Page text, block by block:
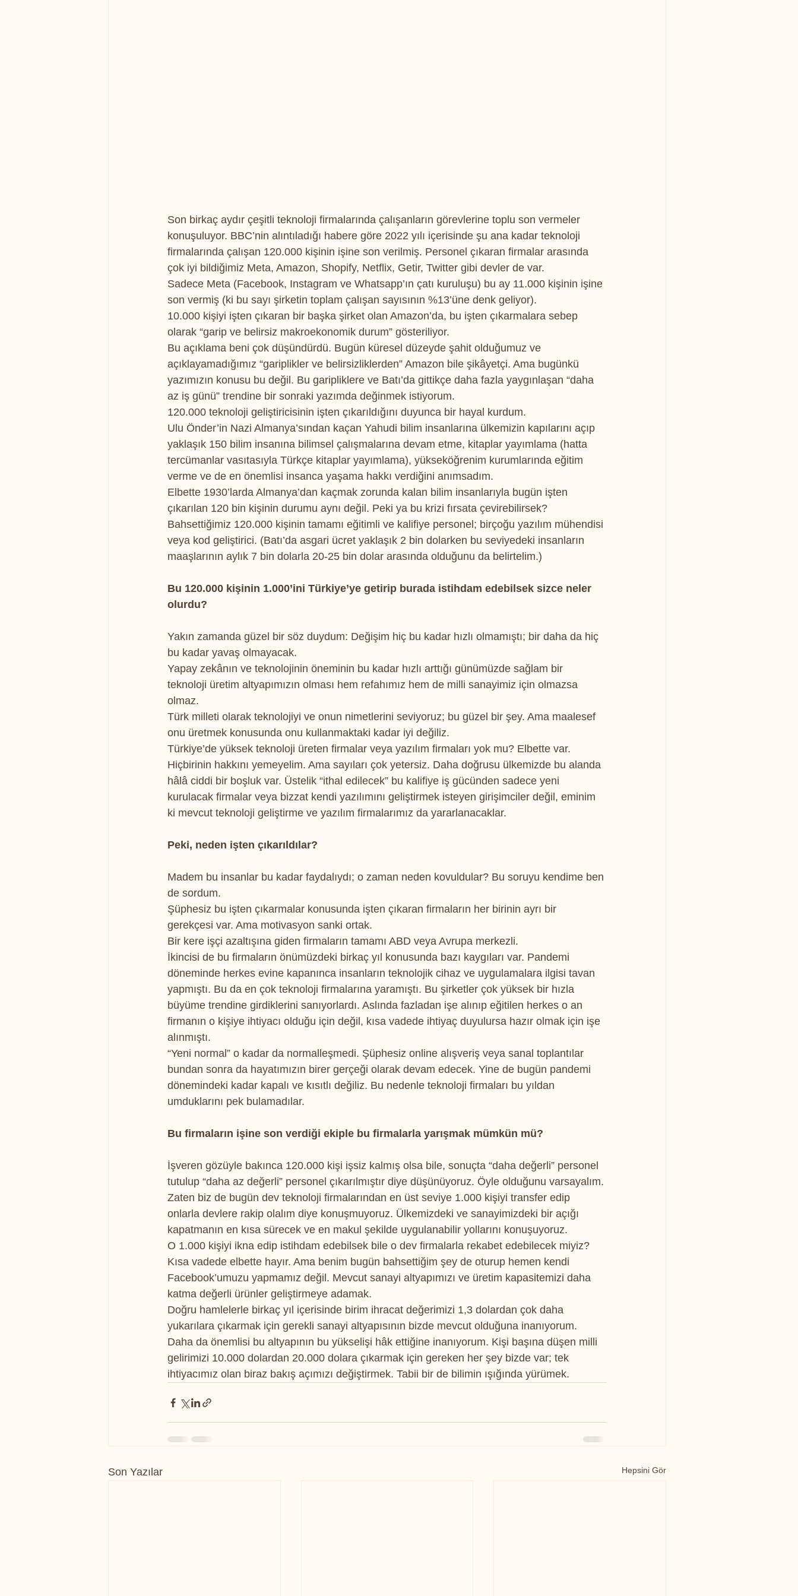
Son birkaç aydır çeşitli teknoloji firmalarında çalışanların görevlerine toplu son vermeler
konuşuluyor. BBC’nin alıntıladığı habere göre 2022 yılı içerisinde şu ana kadar teknoloji
firmalarında çalışan 120.000 kişinin işine son verilmiş. Personel çıkaran firmalar arasında
çok iyi bildiğimiz Meta, Amazon, Shopify, Netflix, Getir, Twitter gibi devler de var.
Sadece Meta (Facebook, Instagram ve Whatsapp’ın çatı kuruluşu) bu ay 11.000 kişinin işine
son vermiş (ki bu sayı şirketin toplam çalışan sayısının %13’üne denk geliyor).
10.000 kişiyi işten çıkaran bir başka şirket olan Amazon’da, bu işten çıkarmalara sebep
olarak “garip ve belirsiz makroekonomik durum” gösteriliyor.
Bu açıklama beni çok düşündürdü. Bugün küresel düzeyde şahit olduğumuz ve
açıklayamadığımız “gariplikler ve belirsizliklerden” Amazon bile şikâyetçi. Ama bugünkü
yazımızın konusu bu değil. Bu garipliklere ve Batı’da gittikçe daha fazla yaygınlaşan “daha
az iş günü” trendine bir sonraki yazımda değinmek istiyorum.
120.000 teknoloji geliştiricisinin işten çıkarıldığını duyunca bir hayal kurdum.
Ulu Önder’in Nazi Almanya’sından kaçan Yahudi bilim insanlarına ülkemizin kapılarını açıp
yaklaşık 150 bilim insanına bilimsel çalışmalarına devam etme, kitaplar yayımlama (hatta
tercümanlar vasıtasıyla Türkçe kitaplar yayımlama), yükseköğrenim kurumlarında eğitim
verme ve de en önemlisi insanca yaşama hakkı verdiğini anımsadım.
Elbette 1930’larda Almanya’dan kaçmak zorunda kalan bilim insanlarıyla bugün işten
çıkarılan 120 bin kişinin durumu aynı değil. Peki ya bu krizi fırsata çevirebilirsek?
Bahsettiğimiz 120.000 kişinin tamamı eğitimli ve kalifiye personel; birçoğu yazılım mühendisi
veya kod geliştirici. (Batı’da asgari ücret yaklaşık 2 bin dolarken bu seviyedeki insanların
maaşlarının aylık 7 bin dolarla 20-25 bin dolar arasında olduğunu da belirtelim.)
Bu 120.000 kişinin 1.000’ini Türkiye’ye getirip burada istihdam edebilsek sizce neler
olurdu?
Yakın zamanda güzel bir söz duydum: Değişim hiç bu kadar hızlı olmamıştı; bir daha da hiç
bu kadar yavaş olmayacak.
Yapay zekânın ve teknolojinin öneminin bu kadar hızlı arttığı günümüzde sağlam bir
teknoloji üretim altyapımızın olması hem refahımız hem de milli sanayimiz için olmazsa
olmaz.
Türk milleti olarak teknolojiyi ve onun nimetlerini seviyoruz; bu güzel bir şey. Ama maalesef
onu üretmek konusunda onu kullanmaktaki kadar iyi değiliz.
Türkiye’de yüksek teknoloji üreten firmalar veya yazılım firmaları yok mu? Elbette var.
Hiçbirinin hakkını yemeyelim. Ama sayıları çok yetersiz. Daha doğrusu ülkemizde bu alanda
hâlâ ciddi bir boşluk var. Üstelik “ithal edilecek” bu kalifiye iş gücünden sadece yeni
kurulacak firmalar veya bizzat kendi yazılımını geliştirmek isteyen girişimciler değil, eminim
ki mevcut teknoloji geliştirme ve yazılım firmalarımız da yararlanacaklar.
Peki, neden işten çıkarıldılar?
Madem bu insanlar bu kadar faydalıydı; o zaman neden kovuldular? Bu soruyu kendime ben
de sordum.
Şüphesiz bu işten çıkarmalar konusunda işten çıkaran firmaların her birinin ayrı bir
gerekçesi var. Ama motivasyon sanki ortak.
Bir kere işçi azaltışına giden firmaların tamamı ABD veya Avrupa merkezli.
İkincisi de bu firmaların önümüzdeki birkaç yıl konusunda bazı kaygıları var. Pandemi
döneminde herkes evine kapanınca insanların teknolojik cihaz ve uygulamalara ilgisi tavan
yapmıştı. Bu da en çok teknoloji firmalarına yaramıştı. Bu şirketler çok yüksek bir hızla
büyüme trendine girdiklerini sanıyorlardı. Aslında fazladan işe alınıp eğitilen herkes o an
firmanın o kişiye ihtiyacı olduğu için değil, kısa vadede ihtiyaç duyulursa hazır olmak için işe
alınmıştı.
“Yeni normal” o kadar da normalleşmedi. Şüphesiz online alışveriş veya sanal toplantılar
bundan sonra da hayatımızın birer gerçeği olarak devam edecek. Yine de bugün pandemi
dönemindeki kadar kapalı ve kısıtlı değiliz. Bu nedenle teknoloji firmaları bu yıldan
umduklarını pek bulamadılar.
Bu firmaların işine son verdiği ekiple bu firmalarla yarışmak mümkün mü?
İşveren gözüyle bakınca 120.000 kişi işsiz kalmış olsa bile, sonuçta “daha değerli” personel
tutulup “daha az değerli” personel çıkarılmıştır diye düşünüyoruz. Öyle olduğunu varsayalım.
Zaten biz de bugün dev teknoloji firmalarından en üst seviye 1.000 kişiyi transfer edip
onlarla devlere rakip olalım diye konuşmuyoruz. Ülkemizdeki ve sanayimizdeki bir açığı
kapatmanın en kısa sürecek ve en makul şekilde uygulanabilir yollarını konuşuyoruz.
O 1.000 kişiyi ikna edip istihdam edebilsek bile o dev firmalarla rekabet edebilecek miyiz?
Kısa vadede elbette hayır. Ama benim bugün bahsettiğim şey de oturup hemen kendi
Facebook’umuzu yapmamız değil. Mevcut sanayi altyapımızı ve üretim kapasitemizi daha
katma değerli ürünler geliştirmeye adamak.
Doğru hamlelerle birkaç yıl içerisinde birim ihracat değerimizi 1,3 dolardan çok daha
yukarılara çıkarmak için gerekli sanayi altyapısının bizde mevcut olduğuna inanıyorum.
Daha da önemlisi bu altyapının bu yükselişi hâk ettiğine inanıyorum. Kişi başına düşen milli
gelirimizi 10.000 dolardan 20.000 dolara çıkarmak için gereken her şey bizde var; tek
ihtiyacımız olan biraz bakış açımızı değiştirmek. Tabii bir de bilimin ışığında yürümek.
Son Yazılar Hepsini Gör